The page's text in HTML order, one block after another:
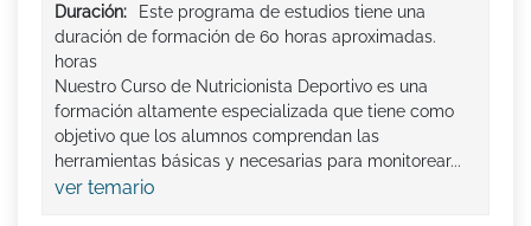
Duración:
Este programa de estudios tiene una
duración de formación de 60 horas aproximadas.
horas
Nuestro Curso de Nutricionista Deportivo es una
formación altamente especializada que tiene como
objetivo que los alumnos comprendan las
herramientas básicas y necesarias para monitorear...
ver temario